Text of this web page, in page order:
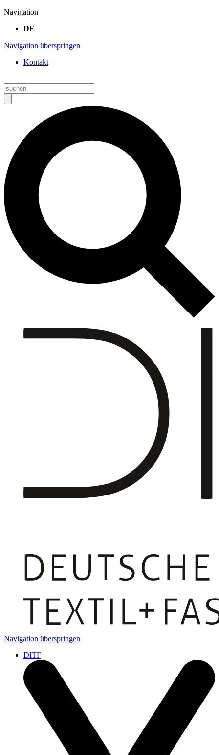
Navigation
DE
Navigation überspringen
Kontakt
Navigation überspringen
DITF